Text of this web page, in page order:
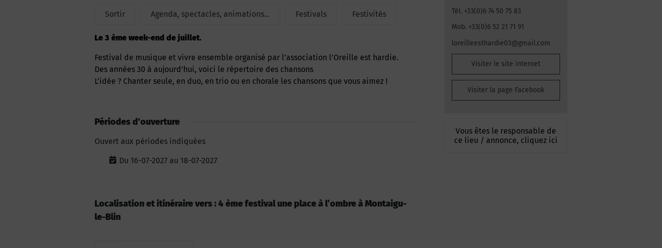
Sortir Agenda, spectacles, animations... Festivals Festivités
Le 3 ème week-end de juillet.
Festival de musique et vivre ensemble organisé par l’association l’Oreille est hardie.
Des années 30 à aujourd’hui, voici le répertoire des chansons
L’idée ? Chanter seule, en duo, en trio ou en chorale les chansons que vous aimez !
Tél. +33(0)6 74 50 75 83
Mob. +33(0)6 52 21 71 91
loreilleesthardie03@gmail.com
Visiter le site internet
Visiter la page Facebook
Vous êtes le responsable de
ce lieu / annonce, cliquez ici
Périodes d'ouverture
Ouvert aux périodes indiquées
Du 16-07-2027 au 18-07-2027
Localisation et itinéraire vers : 4 ème festival une place à l’ombre à Montaigu-
le-Blin